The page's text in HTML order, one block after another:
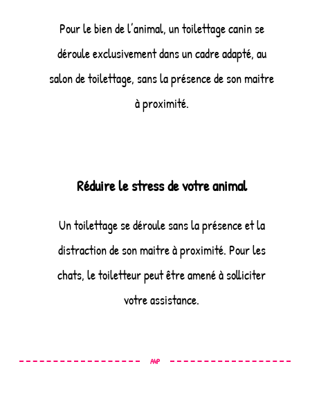
Pour le bien de l’animal, un toilettage canin se
déroule exclusivement dans un cadre adapté, au
salon de toilettage, sans la présence de son maitre
à proximité.
Réduire le stress de votre animal
Un toilettage se déroule sans la présence et la
distraction de son maitre à proximité. Pour les
chats, le toiletteur peut être amené à solliciter
votre assistance.
A4P